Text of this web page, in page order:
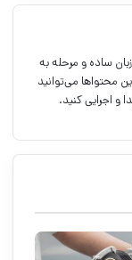
زبان ساده و مرحله به
محتواها می‌توانید
و اجرایی کنید.